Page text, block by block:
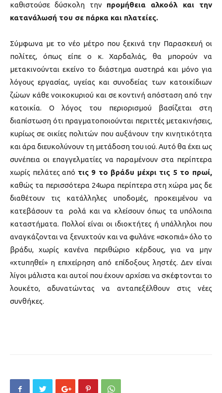
καθιστούσε δύσκολη την προμήθεια αλκοόλ και την
κατανάλωσή του σε πάρκα και πλατείες.
Σύμφωνα με το νέο μέτρο που ξεκινά την Παρασκευή οι
πολίτες, όπως είπε ο κ. Χαρδαλιάς, θα μπορούν να
μετακινούνται εκείνο το διάστημα αυστηρά και μόνο για
λόγους εργασίας, υγείας και συνοδείας των κατοικίδιων
ζώων κάθε νοικοκυριού και σε κοντινή απόσταση από την
κατοικία. Ο λόγος του περιορισμού βασίζεται στη
διαπίστωση ότι πραγματοποιούνται περιττές μετακινήσεις,
κυρίως σε οικίες πολιτών που αυξάνουν την κινητικότητα
και άρα διευκολύνουν τη μετάδοση του ιού. Αυτό θα έχει ως
συνέπεια οι επαγγελματίες να παραμένουν στα περίπτερα
χωρίς πελάτες από τις 9 το βράδυ μέχρι τις 5 το πρωί,
καθώς τα περισσότερα 24ωρα περίπτερα στη χώρα μας δε
διαθέτουν τις κατάλληλες υποδομές, προκειμένου να
κατεβάσουν τα ρολά και να κλείσουν όπως τα υπόλοιπα
καταστήματα. Πολλοί είναι οι ιδιοκτήτες ή υπάλληλοι που
αναγκάζονται να ξενυχτούν και να φυλάνε «σκοπιά» όλο το
βράδυ, χωρίς κανένα περιθώριο κέρδους, για να μην
«χτυπηθεί» η επιχείρηση από επίδοξους ληστές. Δεν είναι
λίγοι μάλιστα και αυτοί που έχουν αρχίσει να σκέφτονται το
λουκέτο, αδυνατώντας να ανταπεξέλθουν στις νέες
συνθήκες.